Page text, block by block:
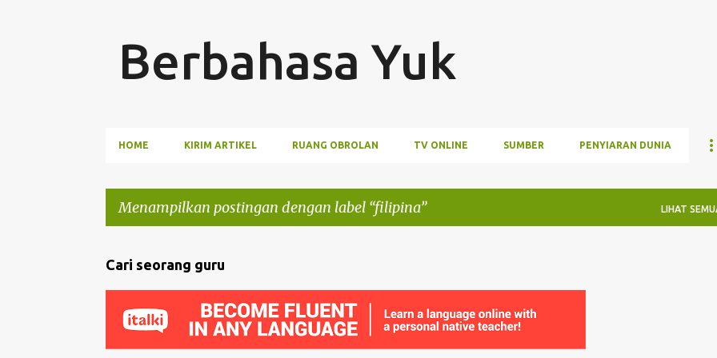
Berbahasa Yuk
HOME KIRIM ARTIKEL RUANG OBROLAN TV ONLINE SUMBER PENYIARAN DUNIA
Menampilkan postingan dengan label filipina LIHAT
P
o
Cari seorang guru